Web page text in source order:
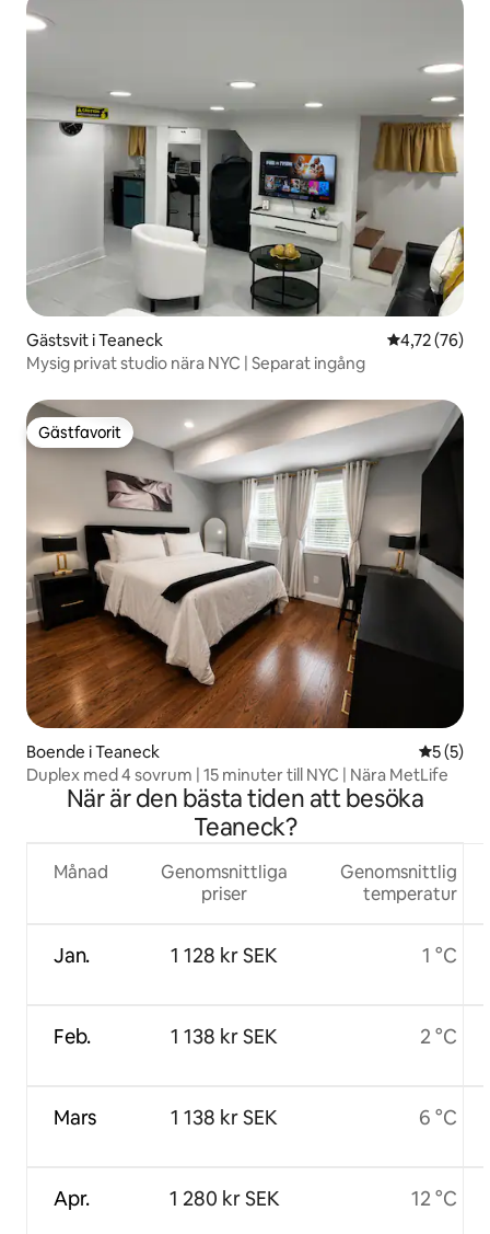
Gästsvit i Teaneck 4,72 av 5 i
4,72 (76)
Mysig privat studio nära NYC | Separat ingång
Gästfavorit
Gästfavorit
Boende i Teaneck 5 av 5 i
5 (5)
Duplex med 4 sovrum | 15 minuter till NYC | Nära MetLife
När är den bästa tiden att besöka
Teaneck?
Månad
Jan.
Feb.
Mars
Apr.
Genomsnittliga
priser
1 128 kr SEK
1 138 kr SEK
1 138 kr SEK
1 280 kr SEK
Genomsnittlig
temperatur
1 °C
2 °C
6 °C
12 °C